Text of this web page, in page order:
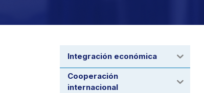
Integración económica
Cooperación
internacional